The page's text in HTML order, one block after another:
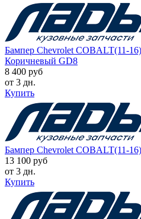
Бампер Chevrolet COBALT(11-
Коричневый GD8
8 400 руб
от 3 дн.
Купить
Бампер Chevrolet
13 100 руб
от 3 дн.
Купить